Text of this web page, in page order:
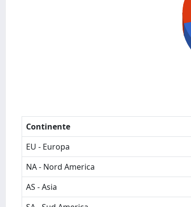
Continente
EU - Europa
NA - Nord America
AS - Asia